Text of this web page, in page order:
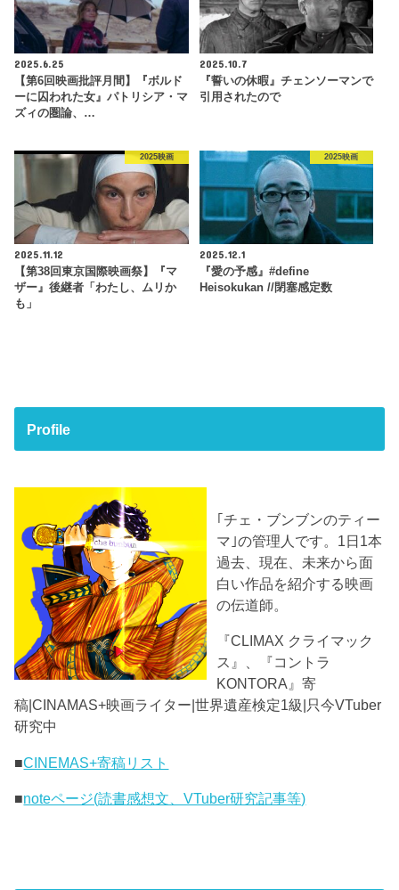
2025.6.25
【第6回映画批評月間】『ボルド
ーに囚われた女』パトリシア・マ
ズィの圏論、…
2025.10.7
『誓いの休暇』チェンソーマンで
引用されたので
2025映画
2025.11.12
【第38回東京国際映画祭】『マ
ザー』後継者「わたし、ムリか
も」
2025映画
2025.12.1
『愛の予感』#define
Heisokukan //閉塞感定数
Profile
｢チェ・ブンブンのティー
マ｣の管理人です。1日1本
過去、現在、未来から面
白い作品を紹介する映画
の伝道師。
『CLIMAX クライマック
ス』、『コントラ
KONTORA』寄
稿|CINAMAS+映画ライター|世界遺産検定1級|只今VTuber
研究中
■CINEMAS+寄稿リスト
■noteページ(読書感想文、VTuber研究記事等)